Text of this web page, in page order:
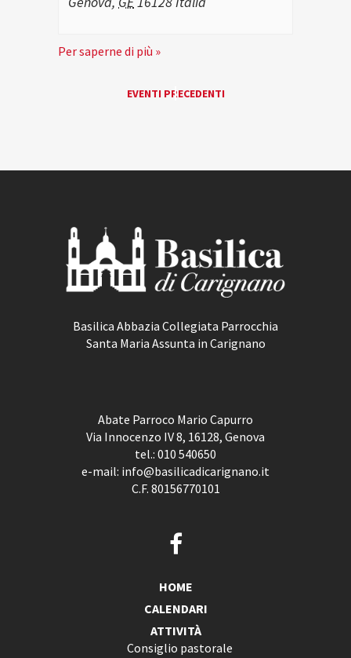
Per saperne di più »
EVENTI PRECEDENTI
Basilica Abbazia Collegiata Parrocchia
Santa Maria Assunta in Carignano
Abate Parroco Mario Capurro
Via Innocenzo IV 8, 16128, Genova
tel.: 010 540650
e-mail: info@basilicadicarignano.it
C.F. 80156770101
HOME
CALENDARI
ATTIVITÀ
Consiglio pastorale